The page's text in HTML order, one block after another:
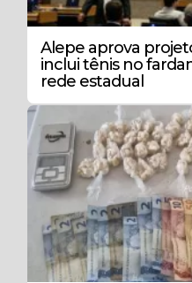
Alepe aprova
inclui tênis no
rede estadual